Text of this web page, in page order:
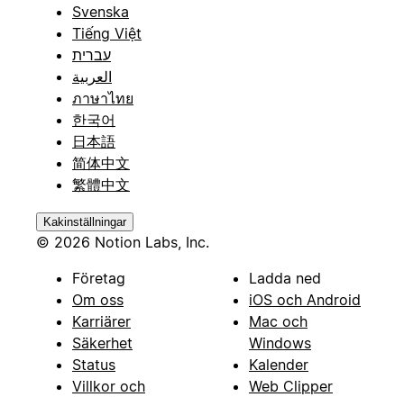
Svenska
Tiếng Việt
עברית
العربية
ภาษาไทย
한국어
日本語
简体中文
繁體中文
Kakinställningar
© 2026 Notion Labs, Inc.
Företag
Om oss
Karriärer
Säkerhet
Status
Villkor och
Ladda ned
iOS och Android
Mac och
Windows
Kalender
Web Clipper